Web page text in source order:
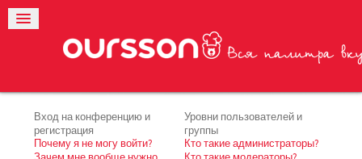
Вход на конференцию и
регистрация
Почему я не могу войти?
Уровни пользователей и
группы
Кто такие администраторы?